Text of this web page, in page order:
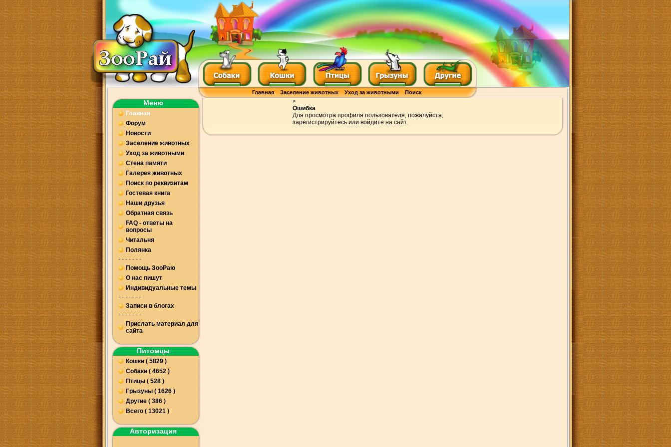
Главная Заселение животных Уход за животными Поиск
Меню
Главная
Форум
Новости
Заселение животных
Уход за животными
Стена памяти
Галерея животных
Поиск по реквизитам
Гостевая книга
Наши друзья
Обратная связь
FAQ - ответы на
вопросы
Читальня
Полянка
- - - - - - -
Помощь ЗооРаю
О нас пишут
Индивидуальные темы
- - - - - - -
Записи в блогах
- - - - - - -
Прислать материал для
сайта
Питомцы
Кошки ( 5829 )
Собаки ( 4652 )
Птицы ( 528 )
Грызуны ( 1626 )
Другие ( 386 )
Всего ( 13021 )
Авторизация
×
Ошибка
Для просмотра профиля пользователя, пожалуйста,
зарегистрируйтесь или войдите на сайт.